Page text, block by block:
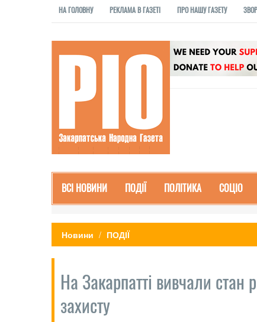
НА ГОЛОВНУ РЕКЛАМА В ГАЗЕТІ ПРО НАШУ ГАЗЕТУ
ВСІ НОВИНИ ПОДІЇ ПОЛІТИКА СОЦІО
Новини ПОДІЇ
На Закарпатті вивчали стан
захисту